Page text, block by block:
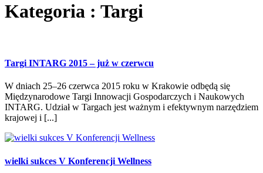
Kategoria : Targi
Targi INTARG 2015 – już w czerwcu
W dniach 25–26 czerwca 2015 roku w Krakowie odbędą się
Międzynarodowe Targi Innowacji Gospodarczych i Naukowych
INTARG. Udział w Targach jest ważnym i efektywnym narzędziem
krajowej i [...]
wielki sukces V Konferencji Wellness